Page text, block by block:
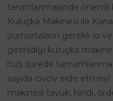
tanımlanmasında
Kuluçka Makinesi ile
yumurtaların gerekli ısı
getirildiği kuluçka
hızlı sürede
sayıda civciv elde etmeyi
makinesi tavuk, hindi,